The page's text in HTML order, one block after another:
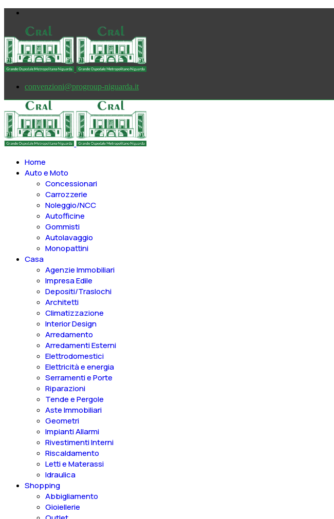
convenzioni@progroup-niguarda.it
Home
Auto e Moto
Concessionari
Carrozzerie
Noleggio/NCC
Autofficine
Gommisti
Autolavaggio
Monopattini
Casa
Agenzie Immobiliari
Impresa Edile
Depositi/Traslochi
Architetti
Climatizzazione
Interior Design
Arredamento
Arredamenti Esterni
Elettrodomestici
Elettricità e energia
Serramenti e Porte
Riparazioni
Tende e Pergole
Aste Immobiliari
Geometri
Impianti Allarmi
Rivestimenti Interni
Riscaldamento
Letti e Materassi
Idraulica
Shopping
Abbigliamento
Gioiellerie